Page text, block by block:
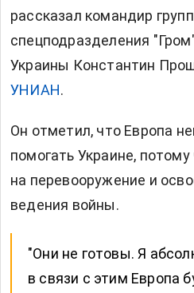
рассказал командир
спецподразделения
Украины Константин
УНИАН.
Он отметил, что Европа
помогать Украине,
на перевооружение и
ведения войны.
"Они не готовы. Я
в связи с этим Европа